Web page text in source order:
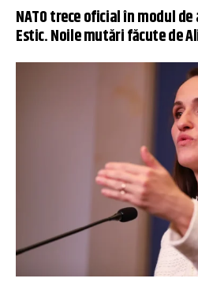
NATO trece oficial în modul
Estic. Noile mutări făcute de